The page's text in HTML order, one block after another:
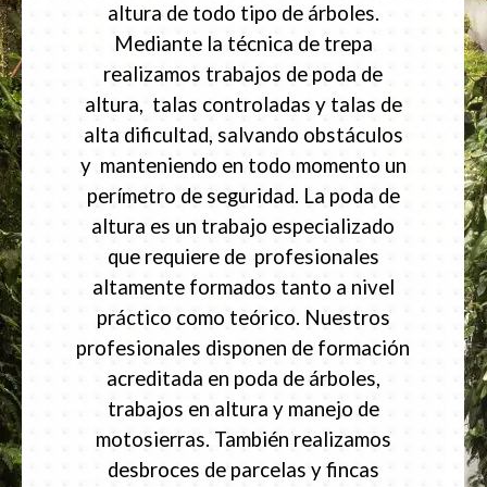
altura de todo tipo de árboles.
Mediante la técnica de trepa
realizamos trabajos de poda de
altura, talas controladas y talas de
alta dificultad, salvando obstáculos
y manteniendo en todo momento un
perímetro de seguridad. La poda de
altura es un trabajo especializado
que requiere de profesionales
altamente formados tanto a nivel
práctico como teórico. Nuestros
profesionales disponen de formación
acreditada en poda de árboles,
trabajos en altura y manejo de
motosierras. También realizamos
desbroces de parcelas y fincas